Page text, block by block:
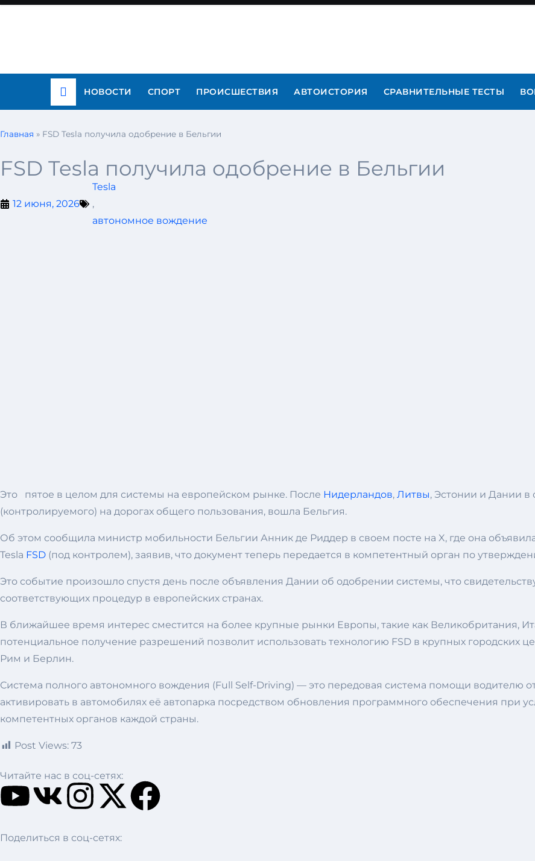
НОВОСТИ СПОРТ ПРОИСШЕСТВИЯ АВТОИСТОРИЯ СРАВНИТЕЛЬНЫЕ ТЕСТЫ
Главная » FSD Tesla получила одобрение в Бельгии
FSD Tesla получила одобрение в Бельгии
12 июня, 2026
Tesla
,
автономное вождение
Это пятое в целом для системы на европейском рынке. После Нидерландов, Литвы, Эстонии и Дании в
(контролируемого) на дорогах общего пользования, вошла Бельгия.
Об этом сообщила министр мобильности Бельгии Анник де Риддер в своем посте на X, где она
Tesla FSD (под контролем), заявив, что документ теперь передается в компетентный орган по
Это событие произошло спустя день после объявления Дании об одобрении системы, что
соответствующих процедур в европейских странах.
В ближайшее время интерес сместится на более крупные рынки Европы, такие как Великобритания,
потенциальное получение разрешений позволит использовать технологию FSD в крупных городских
Рим и Берлин.
Система полного автономного вождения (Full Self-Driving) — это передовая система помощи водителю
активировать в автомобилях её автопарка посредством обновления программного обеспечения при
компетентных органов каждой страны.
Post Views: 73
Читайте нас в соц-сетях:
Поделиться в соц-сетях: